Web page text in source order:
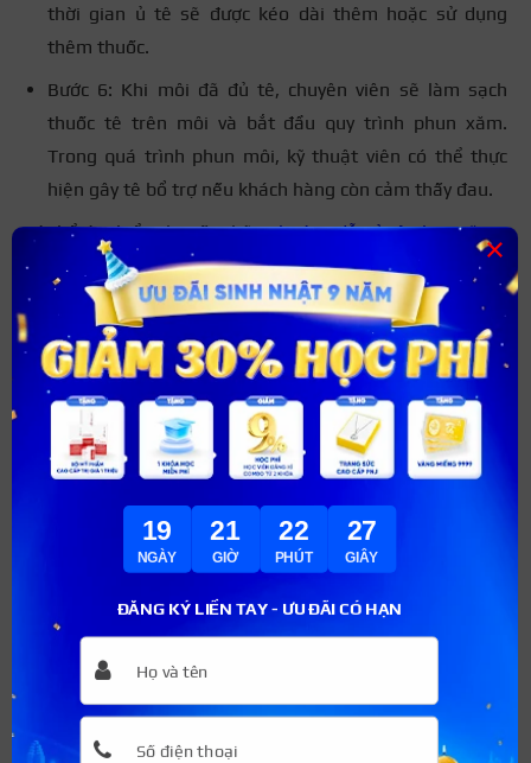
thời gian ủ tê sẽ được kéo dài thêm hoặc sử dụng
thêm thuốc.
Bước 6: Khi môi đã đủ tê, chuyên viên sẽ làm sạch
thuốc tê trên môi và bắt đầu quy trình phun xăm.
Trong quá trình phun môi, kỹ thuật viên có thể thực
hiện gây tê bổ trợ nếu khách hàng còn cảm thấy đau.
Có thể tìm hiểu chi tiết nhữnghướng dẫn ủ tê phun xăm
an toàn đúng cách
Cách làm tan thuốc tê môi
nhanh nhất
Thông thường, thuốc tê môi sẽ tự tan dần sau một
khoảng thời gian nhất định từ 3 – 4 tiếng sau bôi. Tuy
nhiên, có một số cách bạn có thể áp dụng giúp đẩy nhanh
quá trình tan thuốc tê. Cụ thể
ĐĂNG KÝ LIỀN TAY - ƯU ĐÃI CÓ HẠN
19
NGÀY
21
GIỜ
22
PHÚT
26
GIÂY
×